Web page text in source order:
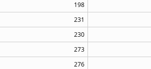
198
231
230
273
276